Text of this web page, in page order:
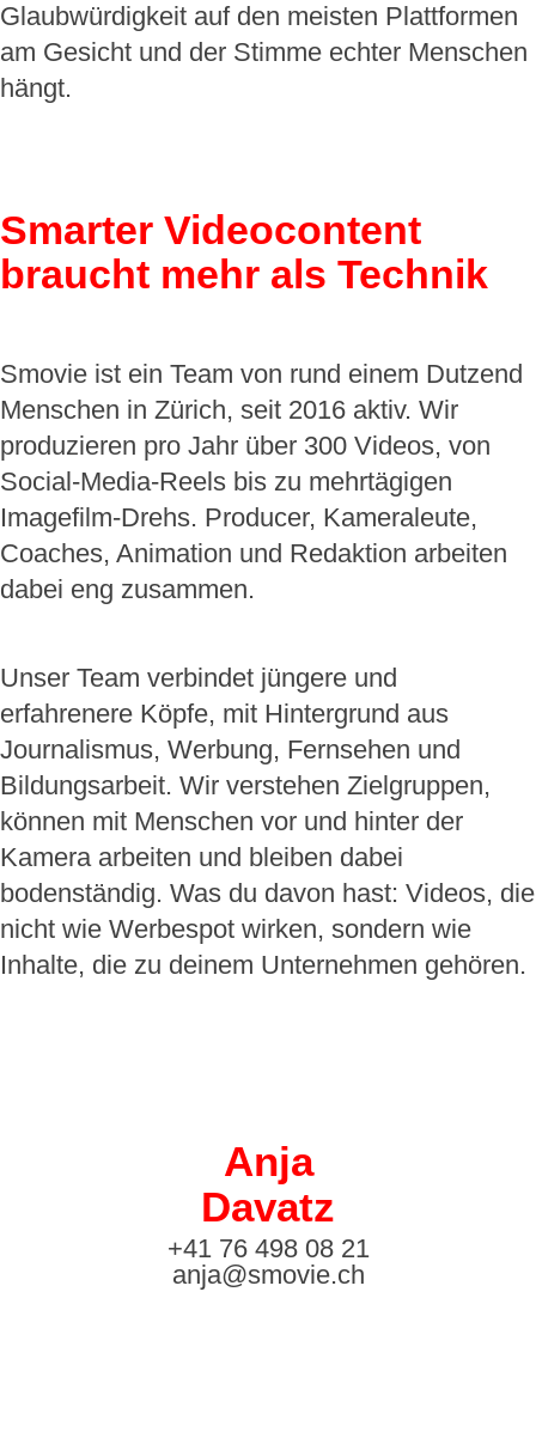
Glaubwürdigkeit auf den meisten Plattformen
am Gesicht und der Stimme echter Menschen
hängt.
Smarter Videocontent
braucht mehr als Technik
Smovie ist ein Team von rund einem Dutzend
Menschen in Zürich, seit 2016 aktiv. Wir
produzieren pro Jahr über 300 Videos, von
Social-Media-Reels bis zu mehrtägigen
Imagefilm-Drehs. Producer, Kameraleute,
Coaches, Animation und Redaktion arbeiten
dabei eng zusammen.
Unser Team verbindet jüngere und
erfahrenere Köpfe, mit Hintergrund aus
Journalismus, Werbung, Fernsehen und
Bildungsarbeit. Wir verstehen Zielgruppen,
können mit Menschen vor und hinter der
Kamera arbeiten und bleiben dabei
bodenständig. Was du davon hast: Videos, die
nicht wie Werbespot wirken, sondern wie
Inhalte, die zu deinem Unternehmen gehören.
Anja
Davatz
+41 76 498 08 21
anja@smovie.ch